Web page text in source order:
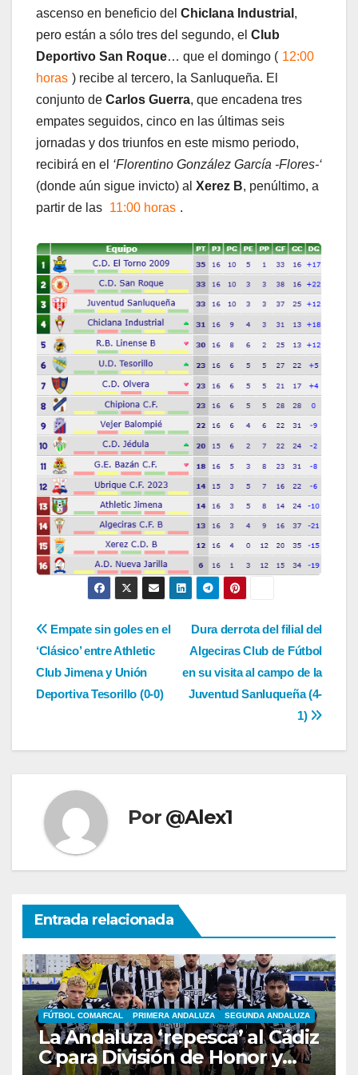
ascenso en beneficio del Chiclana Industrial ,
pero están a sólo tres del segundo, el Club
Deportivo San Roque… que el domingo ( 12:00
horas ) recibe al tercero, la Sanluqueña. El
conjunto de Carlos Guerra, que encadena tres
empates seguidos, cinco en las últimas seis
jornadas y dos triunfos en este mismo periodo,
recibirá en el ‘Florentino González García -Flores-‘
(donde aún sigue invicto) al Xerez B, penúltimo, a
partir de las 11:00 horas .
Navegación
de
entradas
Dura derrota del filial del
Algeciras Club de Fútbol
en su visita al campo de la
Juventud Sanluqueña (4-
1)
Empate sin goles en el
‘Clásico’ entre Athletic
Club Jimena y Unión
Deportiva Tesorillo (0-0)
Por @Alex1
Entrada relacionada
FÚTBOL COMARCAL PRIMERA ANDALUZA SEGUNDA ANDALUZA
La Andaluza ‘repesca’ al Cádiz
C para División de Honor y